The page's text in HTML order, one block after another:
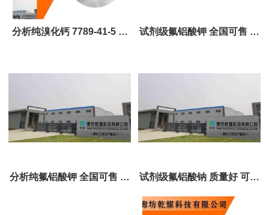
分析纯溴化钙 7789-41-5 无 试剂级氟铝酸钾 全国可售 可
分析纯氟铝酸钾 全国可售 可 试剂级氟铝酸钠 质量好 可定
制 全国可售 试剂大包装